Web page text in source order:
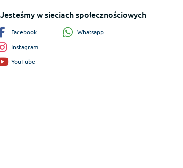
Jesteśmy w sieciach społecznościowych
Facebook
Instagram
YouTube
Whatsapp